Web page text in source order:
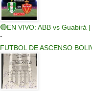
🔴EN VIVO: ABB vs Guabirá
-
FUTBOL DE ASCENSO